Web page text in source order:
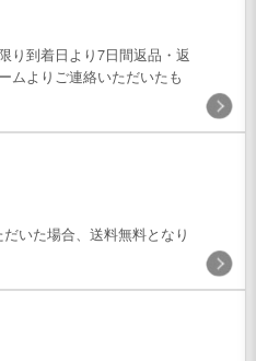
り到着日より7日間返品・返
ムよりご連絡いただいたも
いた場合、送料無料となり